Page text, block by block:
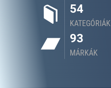
54
KATEGÓRIÁK
93
MÁRKÁK